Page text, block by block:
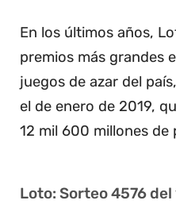
En los últimos años,
premios más grandes
juegos de azar del
el de enero de 2019,
12 mil 600 millones de
Loto: Sorteo 4576